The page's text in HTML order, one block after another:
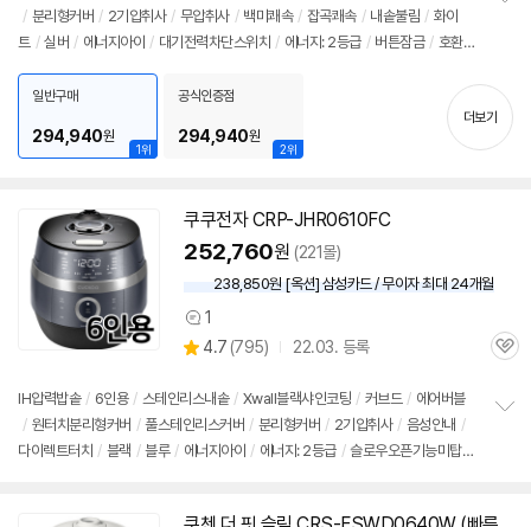
/ 분리형커버 / 2기압취사 / 무압취사 / 백미쾌속 / 잡곡쾌속 / 내솥불림 / 화이
트 / 실버 / 에너지아이 / 대기전력차단스위치 / 에너지: 2등급 / 버튼잠금 / 호환가
5mm
기
1위
일반구매
294,940원
2위
공식인증점
294,940원
더보기
쿠쿠전자 CRP-JHR0610FC
252,760원 (221몰)
238,850원 [옥션] 삼성카드 / 무이자 최대 24개월
상
품
견
1
별
4.7 (상
리
뷰
795) 22.03. 등록
관
IH압력밥솥 / 6인용 / 스테인리스내솥 / Xwall블랙샤인코팅 / 커브드 / 에어버블
/ 원터치분리형커버 / 풀스테인리스커버 / 분리형커버 / 2기압취사 / 음성안내 /
다이렉트터치 / 블랙 / 블루 / 에너지아이 / 에너지: 2등급 / 슬로우오픈기능미탑